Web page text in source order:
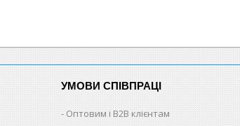
УМОВИ СПІВПРАЦІ
Оптовим і B2B клієнтам